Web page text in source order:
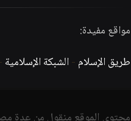
مواقع مفيدة:
طريق الإسلام -الشبكة الإسلامية